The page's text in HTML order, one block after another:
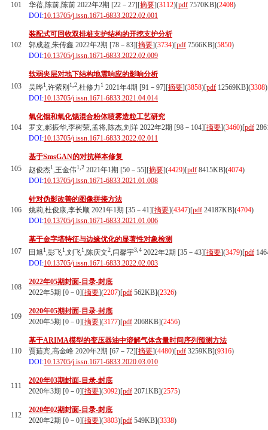
101
华蓓,陈前,陈前 2022年2期 [22－27][摘要](3112)[pdf 7570KB](2408)
DOI:10.13705/j.issn.1671-6833.2022.02.001
102
装配式可回收双排桩支护结构的开挖支护分析
郭成超,朱传鑫 2022年2期 [78－83][摘要](3734)[pdf 7566KB](5850)
DOI:10.13705/j.issn.1671-6833.2022.02.009
103
软弱夹层对地下结构地震响应的影响分析
吴晔1,许紫刚 1,2,杜修力1 2021年4期 [91－97][摘要](3858)[pdf 12569KB](3308)
DOI:10.13705/j.issn.1671-6833.2021.04.014
104
氧化铟和氧化锡混合粉体喷雾造粒工艺研究
罗文,郝振华,李树荣,孟将,陈杰,刘洋 2022年2期 [98－104][摘要](3460)[pdf
DOI:10.13705/j.issn.1671-6833.2022.02.011
105
基于SmsGAN的对抗样本修复
赵俊杰1,王金伟1,2 2021年1期 [50－55][摘要](4429)[pdf 8415KB](4074)
DOI:10.13705/j.issn.1671-6833.2021.01.008
106
针对伪影改善的图像拼接方法
姚莉,杜俊康,李长顺 2021年1期 [35－41][摘要](4347)[pdf 24187KB](4704)
DOI:10.13705/j.issn.1671-6833.2021.01.006
107
基于金字塔特征与边缘优化的显著性对象检测
田旭1,彭飞1,刘飞1,陈庆文2,闫馨宇3,4 2022年2期 [35－43][摘要](3479)[pdf
DOI:10.13705/j.issn.1671-6833.2022.02.003
108
2022年05期封面-目录-封底
2022年5期 [0－0][摘要](2207)[pdf 562KB](2326)
109
2020年05期封面-目录-封底
2020年5期 [0－0][摘要](3177)[pdf 2068KB](2456)
110
基于ARIMA模型的变压器油中溶解气体含量时间序列预测方法
贾茹宾,高金峰 2020年2期 [67－72][摘要](4480)[pdf 3259KB](9316)
DOI:10.13705/j.issn.1671-6833.2020.03.010
111
2020年03期封面-目录-封底
2020年3期 [0－0][摘要](3092)[pdf 2071KB](2575)
112
2020年02期封面-目录-封底
2020年2期 [0－0][摘要](3803)[pdf 549KB](3338)